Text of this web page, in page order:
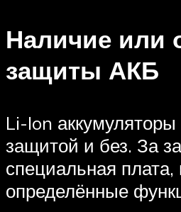
Наличие или
защиты АКБ
Li-Ion
защитой и без. За
специальная
определённые